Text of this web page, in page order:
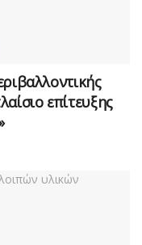
επίτευξης